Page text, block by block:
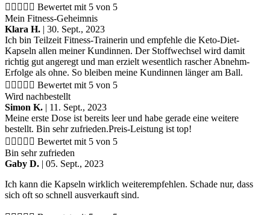
     Bewertet mit 5 von 5
Mein Fitness-Geheimnis
Klara H. | 30. Sept., 2023
Ich bin Teilzeit Fitness-Trainerin und empfehle die Keto-Diet-
Kapseln allen meiner Kundinnen. Der Stoffwechsel wird damit
richtig gut angeregt und man erzielt wesentlich rascher Abnehm-
Erfolge als ohne. So bleiben meine Kundinnen länger am Ball.
     Bewertet mit 5 von 5
Wird nachbestellt
Simon K. | 11. Sept., 2023
Meine erste Dose ist bereits leer und habe gerade eine weitere
bestellt. Bin sehr zufrieden.Preis-Leistung ist top!
     Bewertet mit 5 von 5
Bin sehr zufrieden
Gaby D. | 05. Sept., 2023
Ich kann die Kapseln wirklich weiterempfehlen. Schade nur, dass
sich oft so schnell ausverkauft sind.